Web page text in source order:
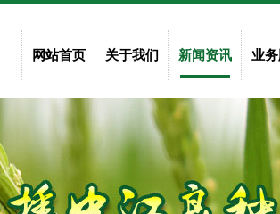
网站首页 关于我们 新闻资讯 业